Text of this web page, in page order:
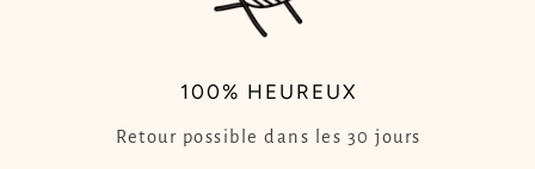
100% HEUREUX
Retour possible dans les 30 jours